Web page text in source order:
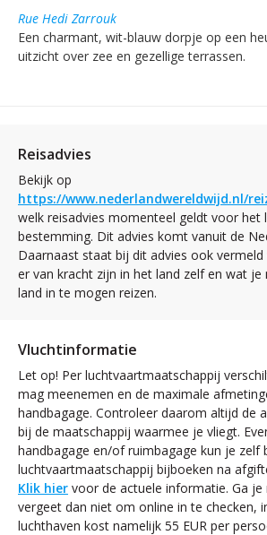
Rue Hedi Zarrouk
Een charmant, wit-blauw dorpje op een
uitzicht over zee en gezellige terrassen.
Reisadvies
Bekijk op
https://www.nederlandwereldwijd.nl/
welk reisadvies momenteel geldt voor het
bestemming. Dit advies komt vanuit de
Daarnaast staat bij dit advies ook
er van kracht zijn in het land zelf en wat
land in te mogen reizen.
Vluchtinformatie
Let op! Per luchtvaartmaatschappij
mag meenemen en de maximale
handbagage. Controleer daarom altijd de
bij de maatschappij waarmee je vliegt.
handbagage en/of ruimbagage kun je zelf
luchtvaartmaatschappij bijboeken na
Klik hier voor de actuele informatie. Ga je
vergeet dan niet om online in te checken,
luchthaven kost namelijk 55 EUR per